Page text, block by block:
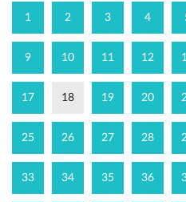
1 2 3 4
9 10 11 12
17 18 19 20
25 26 27 28
33 34 35 36